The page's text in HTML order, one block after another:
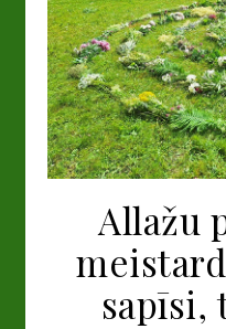
Allažu
sapīsi,